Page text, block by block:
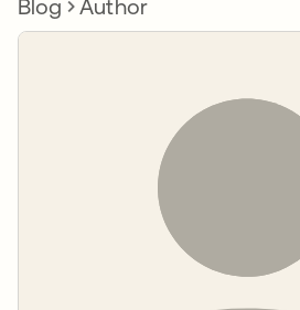
Blog Author